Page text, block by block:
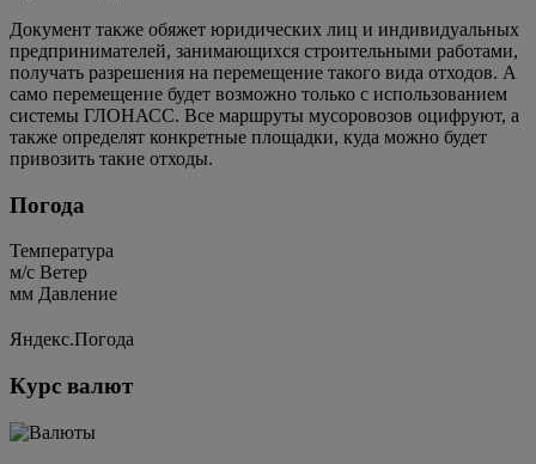
Документ также обяжет юридических лиц и индивидуальных
предпринимателей, занимающихся строительными работами,
получать разрешения на перемещение такого вида отходов. А
само перемещение будет возможно только с использованием
системы ГЛОНАСС. Все маршруты мусоровозов оцифруют, а
также определят конкретные площадки, куда можно будет
привозить такие отходы.
Погода
Температура
м/c Ветер
мм Давление
Яндекс.Погода
Курс валют